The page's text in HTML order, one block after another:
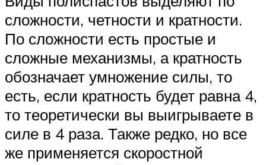
сложности, четности и кратности.
По сложности есть простые и
сложные механизмы, а кратность
обозначает умножение силы, то
есть, если кратность будет равна 4,
то теоретически вы выигрываете в
силе в 4 раза. Также редко, но все
же применяется скоростной